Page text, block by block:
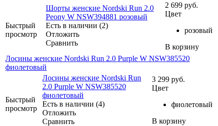
Быстрый
просмотр
Шорты женские Nordski Run 2.0
Peony W NSW394881 розовый
Есть в наличии (2)
Отложить
Сравнить
2 699 руб.
Цвет
розовый
В корзину
Лосины женские Nordski Run 2.0 Purple W NSW385520
фиолетовый
Быстрый
просмотр
Лосины женские Nordski Run
2.0 Purple W NSW385520
фиолетовый
Есть в наличии (4)
Отложить
Сравнить
3 299 руб.
Цвет
фиолетовый
В корзину